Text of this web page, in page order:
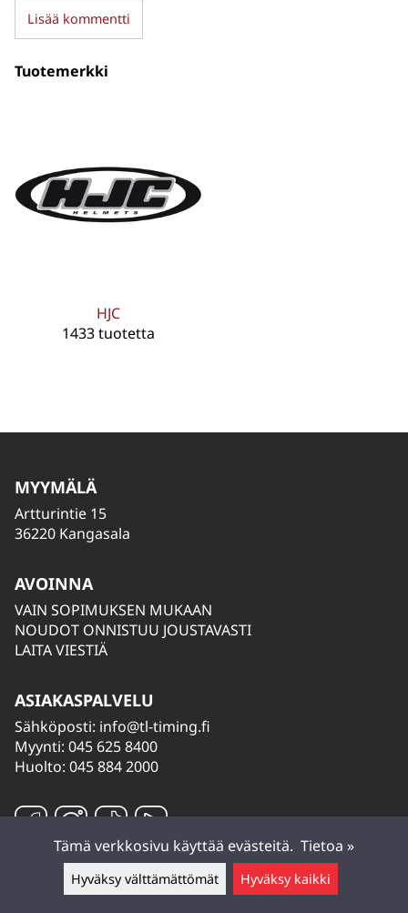
Jätä viesti ▲
Lisää kommentti
Tuotemerkki
HJC
1433 tuotetta
MYYMÄLÄ
Artturintie 15
36220 Kangasala
AVOINNA
VAIN SOPIMUKSEN MUKAAN
NOUDOT ONNISTUU JOUSTAVASTI
LAITA VIESTIÄ
ASIAKASPALVELU
Sähköposti: info@tl-timing.fi
Myynti: 045 625 8400
Huolto: 045 884 2000
Tämä verkkosivu käyttää evästeitä. Tietoa »
Hyväksy välttämättömät Hyväksy kaikki